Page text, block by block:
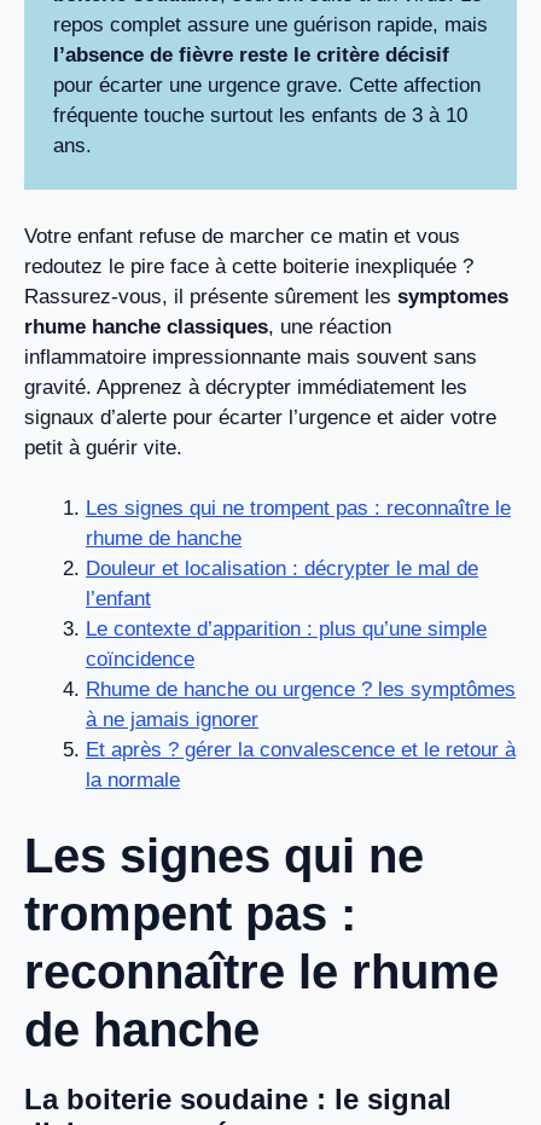
repos complet assure une guérison rapide, mais
l’absence de fièvre reste le critère décisif
pour écarter une urgence grave. Cette affection
fréquente touche surtout les enfants de 3 à 10
ans.
Votre enfant refuse de marcher ce matin et vous
redoutez le pire face à cette boiterie inexpliquée ?
Rassurez-vous, il présente sûrement les symptomes
rhume hanche classiques, une réaction
inflammatoire impressionnante mais souvent sans
gravité. Apprenez à décrypter immédiatement les
signaux d’alerte pour écarter l’urgence et aider votre
petit à guérir vite.
Les signes qui ne trompent pas : reconnaître le
rhume de hanche
Douleur et localisation : décrypter le mal de
l’enfant
Le contexte d’apparition : plus qu’une simple
coïncidence
Rhume de hanche ou urgence ? les symptômes
à ne jamais ignorer
Et après ? gérer la convalescence et le retour à
la normale
Les signes qui ne
trompent pas :
reconnaître le rhume
de hanche
La boiterie soudaine : le signal